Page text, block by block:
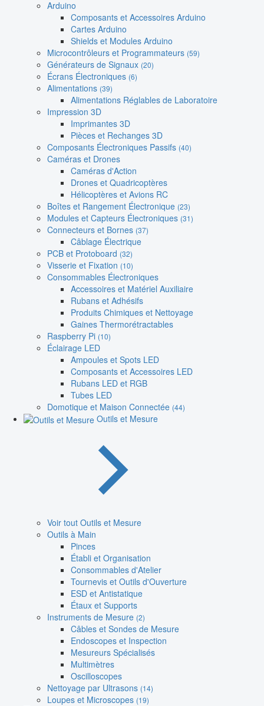
Arduino
Composants et Accessoires Arduino
Cartes Arduino
Shields et Modules Arduino
Microcontrôleurs et Programmateurs (59)
Générateurs de Signaux (20)
Écrans Électroniques (6)
Alimentations (39)
Alimentations Réglables de Laboratoire
Impression 3D
Imprimantes 3D
Pièces et Rechanges 3D
Composants Électroniques Passifs (40)
Caméras et Drones
Caméras d'Action
Drones et Quadricoptères
Hélicoptères et Avions RC
Boîtes et Rangement Électronique (23)
Modules et Capteurs Électroniques (31)
Connecteurs et Bornes (37)
Câblage Électrique
PCB et Protoboard (32)
Visserie et Fixation (10)
Consommables Électroniques
Accessoires et Matériel Auxiliaire
Rubans et Adhésifs
Produits Chimiques et Nettoyage
Gaines Thermorétractables
Raspberry Pi (10)
Éclairage LED
Ampoules et Spots LED
Composants et Accessoires LED
Rubans LED et RGB
Tubes LED
Domotique et Maison Connectée (44)
Outils et Mesure
Voir tout Outils et Mesure
Outils à Main
Pinces
Établi et Organisation
Consommables d'Atelier
Tournevis et Outils d'Ouverture
ESD et Antistatique
Étaux et Supports
Instruments de Mesure (2)
Câbles et Sondes de Mesure
Endoscopes et Inspection
Mesureurs Spécialisés
Multimètres
Oscilloscopes
Nettoyage par Ultrasons (14)
Loupes et Microscopes (19)